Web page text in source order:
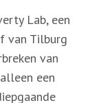
Lab, een
van Tilburg
van
een